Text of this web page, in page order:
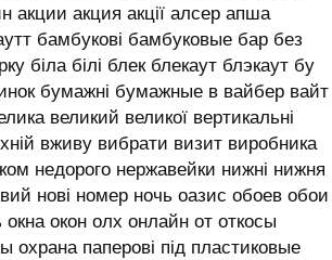
акции акция акції алсер апша
бамбукові бамбуковые бар без
біла білі блек блекаут блэкаут бу
бумажні бумажные в вайбер вайт
великий великої вертикальні
вживу вибрати визит виробника
недорого нержавейки нижні нижня
нові номер ночь оазис обоев обои
окна окон олх онлайн от откосы
охрана паперові під пластиковые